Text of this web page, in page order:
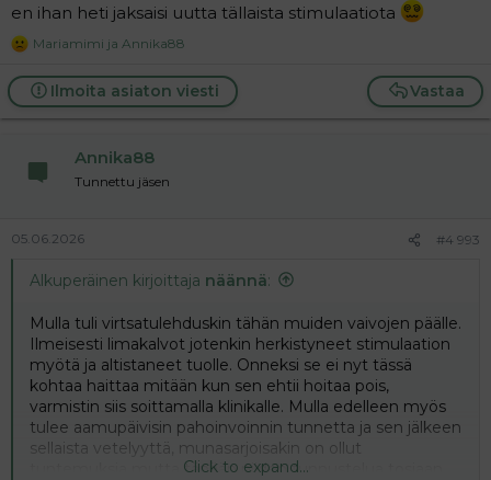
en ihan heti jaksaisi uutta tällaista stimulaatiota
R
a
c
t
Mariamimi ja Annika88
Vastaa
Ilmoita asiaton viesti
Annika88
Tunnettu jäsen
05.06.2026 #4 993
Alkuperäinen kirjoittaja näännä:
Mulla tuli virtsatulehduskin tähän muiden vaivojen päälle.
Ilmeisesti limakalvot jotenkin herkistyneet stimulaation
myötä ja altistaneet tuolle. Onneksi se ei nyt tässä
kohtaa haittaa mitään kun sen ehtii hoitaa pois,
varmistin siis soittamalla klinikalle. Mulla edelleen myös
tulee aamupäivisin pahoinvoinnin tunnetta ja sen jälkeen
sellaista vetelyyttä, munasarjoisakin on ollut
tuntemuksia mutta tänään niiden tunnustelua tosiaan
Click to expand...